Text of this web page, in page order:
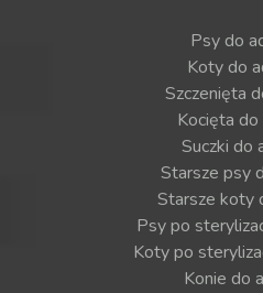
Psy do
Koty do
Szczenięta
Kocięta
Suczki do
Starsze psy
Starsze koty
Psy po
Koty po
Konie do